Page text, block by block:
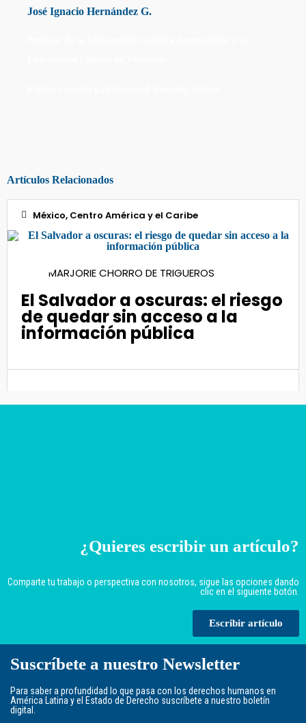
José Ignacio Hernández G.
Artículos Relacionados
México, Centro América y el Caribe
01
MARJORIE CHORRO DE TRIGUEROS
El Salvador a oscuras: el riesgo
de quedar sin acceso a la
información pública
¿Quieres escribir un artículo?
Comparte tu trabajo o perspectiva con nosotros, sigue las opciones dando
clic en el siguiente botón.
Escribir artículo
Suscríbete a nuestro Newsletter
Para saber a profundidad lo que pasa con los derechos humanos en
América Latina y el Estado de Derecho suscríbete a nuestro boletín
digital.